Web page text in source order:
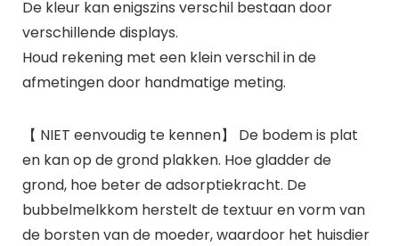
De kleur kan enigszins verschil bestaan door
verschillende displays.
Houd rekening met een klein verschil in de
afmetingen door handmatige meting.
【 NIET eenvoudig te kennen】 De bodem is plat
en kan op de grond plakken. Hoe gladder de
grond, hoe beter de adsorptiekracht. De
bubbelmelkkom herstelt de textuur en vorm van
de borsten van de moeder, waardoor het huisdier